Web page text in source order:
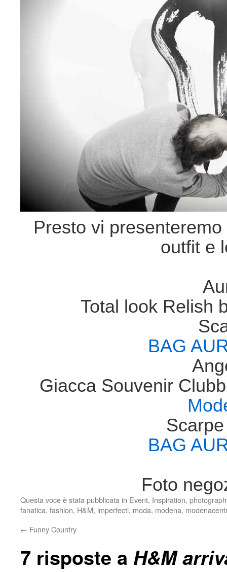
Presto vi
outfit e
Total look Relish
BAG
Giacca Souvenir
BAG
Foto
Questa voce è stata pubblicata in Event, Inspiration,
fanatica, fashion, H&M, imperfecti, moda, modena,
← Funny Country
7 risposte a H&M